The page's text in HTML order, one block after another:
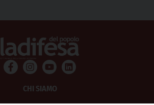
CHI SIAMO